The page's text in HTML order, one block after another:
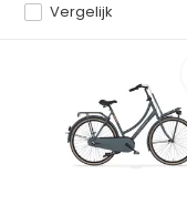
Vergelijk